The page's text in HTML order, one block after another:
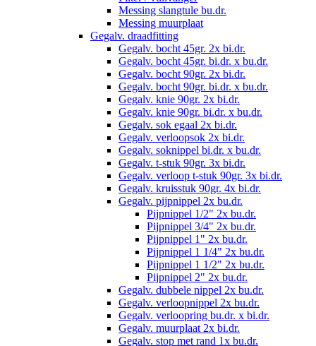
Messing slangtule bu.dr.
Messing muurplaat
Gegalv. draadfitting
Gegalv. bocht 45gr. 2x bi.dr.
Gegalv. bocht 45gr. bi.dr. x bu.dr.
Gegalv. bocht 90gr. 2x bi.dr.
Gegalv. bocht 90gr. bi.dr. x bu.dr.
Gegalv. knie 90gr. 2x bi.dr.
Gegalv. knie 90gr. bi.dr. x bu.dr.
Gegalv. sok egaal 2x bi.dr.
Gegalv. verloopsok 2x bi.dr.
Gegalv. soknippel bi.dr. x bu.dr.
Gegalv. t-stuk 90gr. 3x bi.dr.
Gegalv. verloop t-stuk 90gr. 3x bi.dr.
Gegalv. kruisstuk 90gr. 4x bi.dr.
Gegalv. pijpnippel 2x bu.dr.
Pijpnippel 1/2" 2x bu.dr.
Pijpnippel 3/4" 2x bu.dr.
Pijpnippel 1" 2x bu.dr.
Pijpnippel 1 1/4" 2x bu.dr.
Pijpnippel 1 1/2" 2x bu.dr.
Pijpnippel 2" 2x bu.dr.
Gegalv. dubbele nippel 2x bu.dr.
Gegalv. verloopnippel 2x bu.dr.
Gegalv. verloopring bu.dr. x bi.dr.
Gegalv. muurplaat 2x bi.dr.
Gegalv. stop met rand 1x bu.dr.